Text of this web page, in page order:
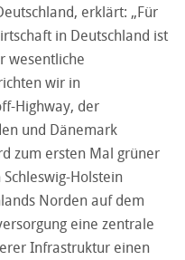
erklärt: „Für
in Deutschland ist
wesentliche
wir in
Highway, der
und Dänemark
zum ersten Mal grüner
Holstein
Norden auf dem
eine zentrale
Infrastruktur einen